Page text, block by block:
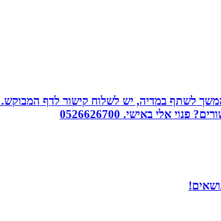
לשתף במדיה, יש לשלוח קישור לדף המבוקש.